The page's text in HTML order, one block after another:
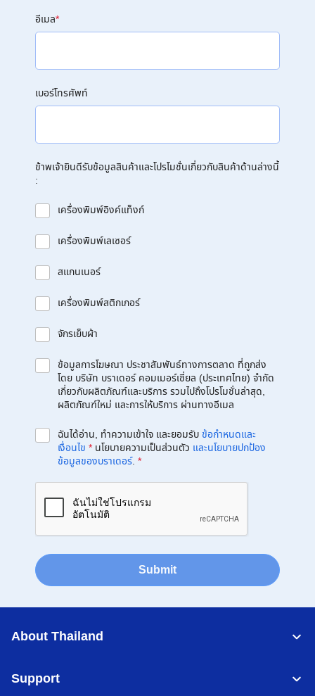
อีเมล*
เบอร์โทรศัพท์
ข้าพเจ้ายินดีรับข้อมูลสินค้าและโปรโมชั่นเกี่ยวกับสินค้าด้านล่างนี้
:
เครื่องพิมพ์อิงค์แท็งก์
เครื่องพิมพ์เลเซอร์
สแกนเนอร์
เครื่องพิมพ์สติกเกอร์
จักรเย็บผ้า
ข้อมูลการโฆษณา ประชาสัมพันธ์ทางการตลาด ที่ถูกส่ง
โดย บริษัท บราเดอร์ คอมเมอร์เชี่ยล (ประเทศไทย) จำกัด
เกี่ยวกับผลิตภัณฑ์และบริการ รวมไปถึงโปรโมชั่นล่าสุด,
ผลิตภัณฑ์ใหม่ และการให้บริการ ผ่านทางอีเมล
ฉันได้อ่าน, ทำความเข้าใจ และยอมรับข้อกำหนดและ
เงื่อนไข * นโยบายความเป็นส่วนตัว และนโยบายปกป้อง
ข้อมูลของบราเดอร์. *
Submit
About Thailand
Support